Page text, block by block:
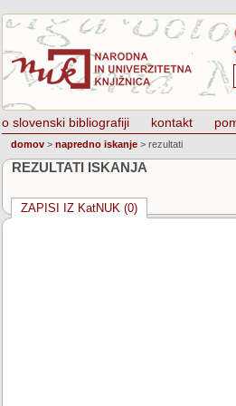
o slovenski bibliografiji kontakt
domov > napredno iskanje > rezultati
REZULTATI ISKANJA
ZAPISI IZ KatNUK (0)